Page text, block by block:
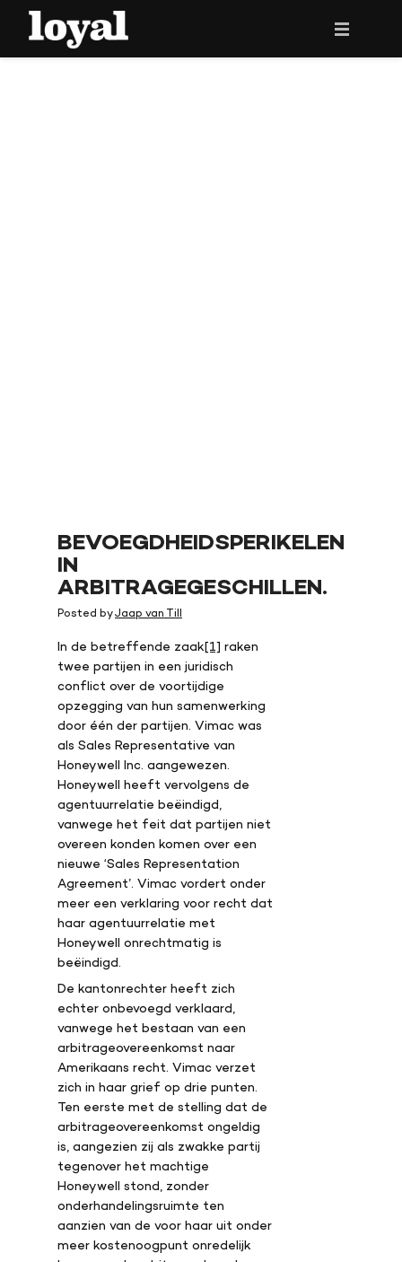
BEVOEGDHEIDSPERIKELEN
IN
ARBITRAGEGESCHILLEN.
Posted byJaap van Till
In de betreffende zaak[1] raken
twee partijen in een juridisch
conflict over de voortijdige
opzegging van hun samenwerking
door één der partijen. Vimac was
als Sales Representative van
Honeywell Inc. aangewezen.
Honeywell heeft vervolgens de
agentuurrelatie beëindigd,
vanwege het feit dat partijen niet
overeen konden komen over een
nieuwe ‘Sales Representation
Agreement’. Vimac vordert onder
meer een verklaring voor recht dat
haar agentuurrelatie met
Honeywell onrechtmatig is
beëindigd.
De kantonrechter heeft zich
echter onbevoegd verklaard,
vanwege het bestaan van een
arbitrageovereenkomst naar
Amerikaans recht. Vimac verzet
zich in haar grief op drie punten.
Ten eerste met de stelling dat de
arbitrageovereenkomst ongeldig
is, aangezien zij als zwakke partij
tegenover het machtige
Honeywell stond, zonder
onderhandelingsruimte ten
aanzien van de voor haar uit onder
meer kostenoogpunt onredelijk